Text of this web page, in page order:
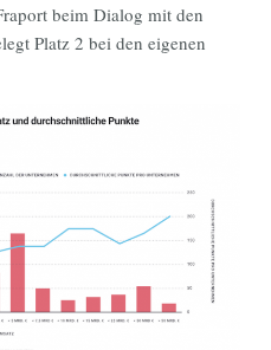
beim Dialog mit den
Platz 2 bei den eigenen